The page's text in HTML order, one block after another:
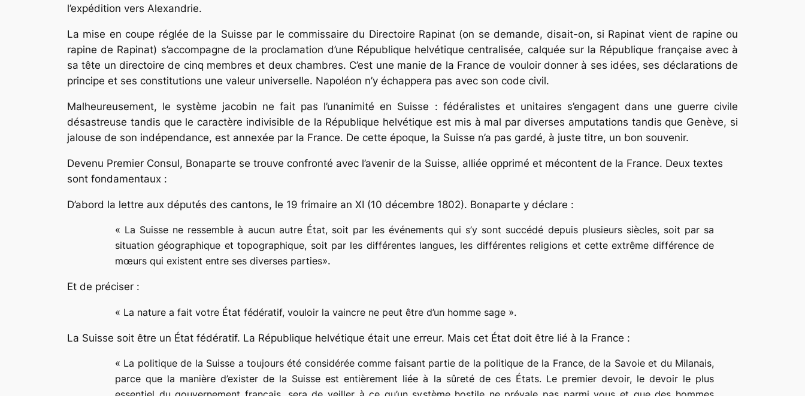
l’expédition vers Alexandrie.
La mise en coupe réglée de la Suisse par le commissaire du Directoire Rapinat (on se demande, disait-on, si Rapinat vient de rapine ou
rapine de Rapinat) s’accompagne de la proclamation d’une République helvétique centralisée, calquée sur la République française avec à
sa tête un directoire de cinq membres et deux chambres. C’est une manie de la France de vouloir donner à ses idées, ses déclarations de
principe et ses constitutions une valeur universelle. Napoléon n’y échappera pas avec son code civil.
Malheureusement, le système jacobin ne fait pas l’unanimité en Suisse : fédéralistes et unitaires s’engagent dans une guerre civile
désastreuse tandis que le caractère indivisible de la République helvétique est mis à mal par diverses amputations tandis que Genève, si
jalouse de son indépendance, est annexée par la France. De cette époque, la Suisse n’a pas gardé, à juste titre, un bon souvenir.
Devenu Premier Consul, Bonaparte se trouve confronté avec l’avenir de la Suisse, alliée opprimé et mécontent de la France. Deux textes
sont fondamentaux :
D’abord la lettre aux députés des cantons, le 19 frimaire an XI (10 décembre 1802). Bonaparte y déclare :
« La Suisse ne ressemble à aucun autre État, soit par les événements qui s’y sont succédé depuis plusieurs siècles, soit par sa
situation géographique et topographique, soit par les différentes langues, les différentes religions et cette extrême différence de
mœurs qui existent entre ses diverses parties».
Et de préciser :
« La nature a fait votre État fédératif, vouloir la vaincre ne peut être d’un homme sage ».
La Suisse soit être un État fédératif. La République helvétique était une erreur. Mais cet État doit être lié à la France :
« La politique de la Suisse a toujours été considérée comme faisant partie de la politique de la France, de la Savoie et du Milanais,
parce que la manière d’exister de la Suisse est entièrement liée à la sûreté de ces États. Le premier devoir, le devoir le plus